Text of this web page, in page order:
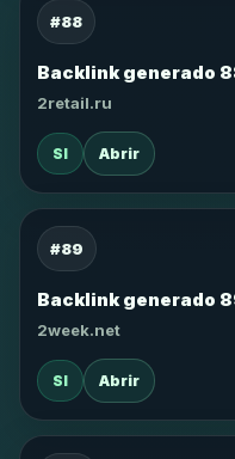
#88
Backlink generado
2retail.ru
SI Abrir
#89
Backlink generado
2week.net
SI Abrir